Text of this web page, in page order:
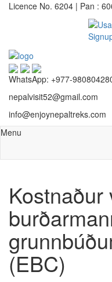
Licence No. 6204 | Pan :
WhatsApp: +977-
nepalvisit52@gmail.com
info@enjoynepaltreks.com
Menu
Kostnaður
(EBC)